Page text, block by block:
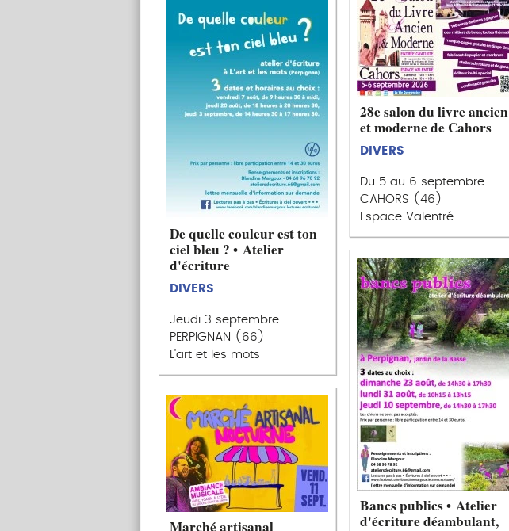
De quelle couleur est ton
ciel bleu ? • Atelier
d'écriture
DIVERS
Jeudi 3 septembre
PERPIGNAN (66)
L'art et les mots
28e salon du livre ancien
et moderne de Cahors
DIVERS
Du 5 au 6 septembre
CAHORS (46)
Espace Valentré
Bancs publics • Atelier
d'écriture déambulant,
Marché artisanal